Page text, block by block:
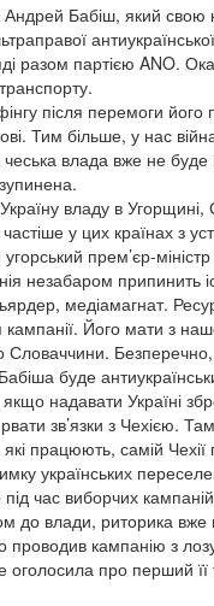
Андрей Бабіш, який
разом партією ANO.
після перемоги його
Тим більше, у нас
влада вже не
владу в Угорщині,
у цих країнах з
прем’єр-
незабаром припинить
медіамагнат.
кампанії. Його мати з
Словаччини.
буде
надавати Україні
зв’язки з Чехією.
працюють, самій Чехії
українських
час виборчих
до влади, риторика вже
проводив кампанію з
про перший її